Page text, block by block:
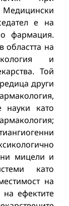
е на
фармация.
областта на
и
Той
други
науки като
мицели и
като
на
ефектите